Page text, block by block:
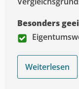
Besonders
Weiterlesen